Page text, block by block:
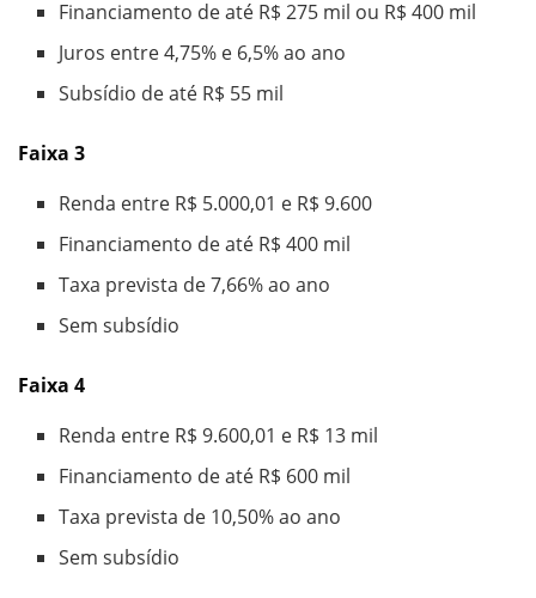
Financiamento de até R$ 275 mil ou R$ 400 mil
Juros entre 4,75% e 6,5% ao ano
Subsídio de até R$ 55 mil
Faixa 3
Renda entre R$ 5.000,01 e R$ 9.600
Financiamento de até R$ 400 mil
Taxa prevista de 7,66% ao ano
Sem subsídio
Faixa 4
Renda entre R$ 9.600,01 e R$ 13 mil
Financiamento de até R$ 600 mil
Taxa prevista de 10,50% ao ano
Sem subsídio